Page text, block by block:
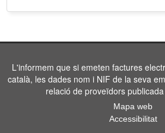
L'informem que si emeten factures
català, les dades nom i NIF de la seva
relació de proveïdors
Mapa web
Accessibilitat